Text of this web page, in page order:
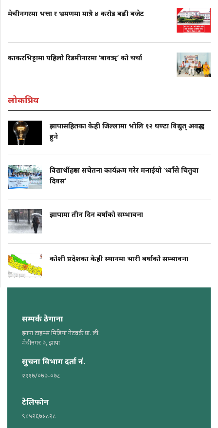
मेचीनगरमा भत्ता र भ्रमणमा मात्रै ४ करोड बढी बजेट
काकरभिट्टामा पहिलो रिडमीनारमा ‘बावऋ’ को चर्चा
लोकप्रिय
झापासहितका केही जिल्लामा भोलि १२ घण्टा विद्युत् अवरुद्ध
हुने
विद्यार्थीहरुमा सचेतना कार्यक्रम गरेर मनाईयो ‘ध्वाँसे चितुवा
दिवस’
झापामा तीन दिन बर्षाको सम्भावना
कोशी प्रदेशका केही स्थानमा भारी बर्षाको सम्भावना
सम्पर्क ठेगाना
झापा टाइम्स मिडिया नेटवर्क प्रा. ली.
मेचीनगर ७, झापा
सुचना विभाग दर्ता नं.
२२१७/०७७-०७८
टेलिफोन
९८५२६७४८२८